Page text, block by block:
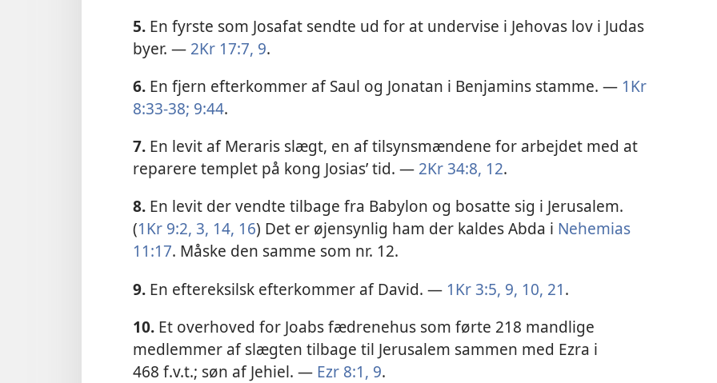
5. En fyrste som Josafat sendte ud for at undervise i Jehovas lov i Judas
byer. — 2Kr 17:7, 9.
6. En fjern efterkommer af Saul og Jonatan i Benjamins stamme. — 1Kr
8:33-38; 9:44.
7. En levit af Meraris slægt, en af tilsynsmændene for arbejdet med at
reparere templet på kong Josias’ tid. — 2Kr 34:8, 12.
8. En levit der vendte tilbage fra Babylon og bosatte sig i Jerusalem.
(1Kr 9:2, 3, 14, 16) Det er øjensynlig ham der kaldes Abda i Nehemias
11:17. Måske den samme som nr. 12.
9. En eftereksilsk efterkommer af David. — 1Kr 3:5, 9, 10, 21.
10. Et overhoved for Joabs fædrenehus som førte 218 mandlige
medlemmer af slægten tilbage til Jerusalem sammen med Ezra i
468 f.v.t.; søn af Jehiel. — Ezr 8:1, 9.